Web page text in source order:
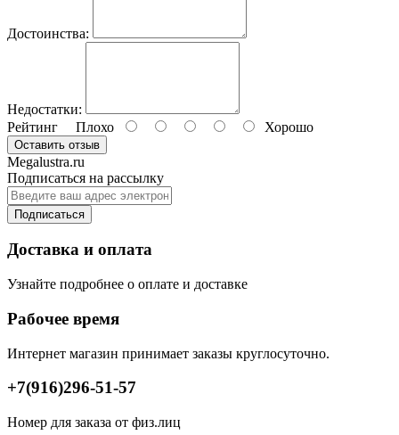
Достоинства:
Недостатки:
Рейтинг Плохо Хорошо
Оставить отзыв
Megalustra.ru
Подписаться на рассылку
Подписаться
Доставка и оплата
Узнайте подробнее о оплате и доставке
Рабочее время
Интернет магазин принимает заказы круглосуточно.
+7(916)296-51-57
Номер для заказа от физ.лиц